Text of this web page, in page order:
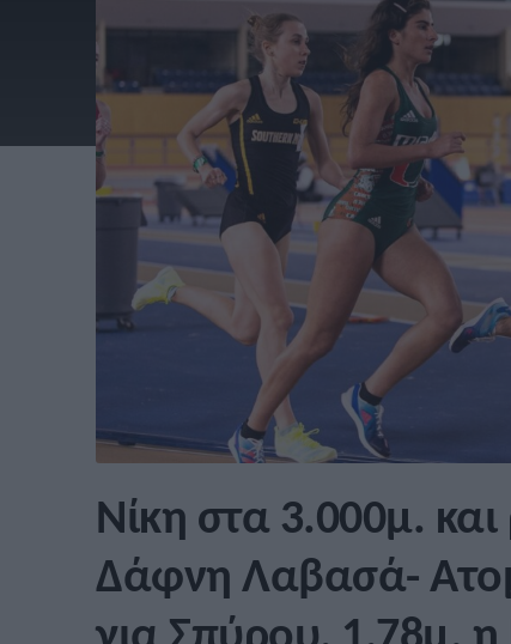
Νίκη στα 3.000μ.
Δάφνη Λαβασά-